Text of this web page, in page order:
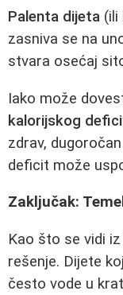
Palenta dijeta (ili
zasniva se na
stvara osećaj
Iako može
kalorijskog
zdrav,
deficit može
Zaključak:
Kao što se vidi
rešenje. Dijete
često vode u